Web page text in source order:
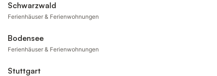
Schwarzwald
Ferienhäuser & Ferienwohnungen
Bodensee
Ferienhäuser & Ferienwohnungen
Stuttgart